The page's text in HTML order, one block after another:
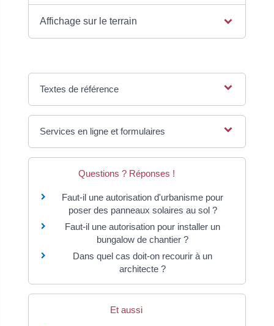
Affichage sur le terrain
Textes de référence
Services en ligne et formulaires
Questions ? Réponses !
Faut-il une autorisation d'urbanisme pour
poser des panneaux solaires au sol ?
Faut-il une autorisation pour installer un
bungalow de chantier ?
Dans quel cas doit-on recourir à un
architecte ?
Et aussi